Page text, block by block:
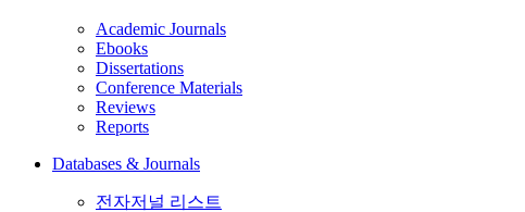
Academic Journals
Ebooks
Dissertations
Conference Materials
Reviews
Reports
Databases & Journals
전자저널 리스트